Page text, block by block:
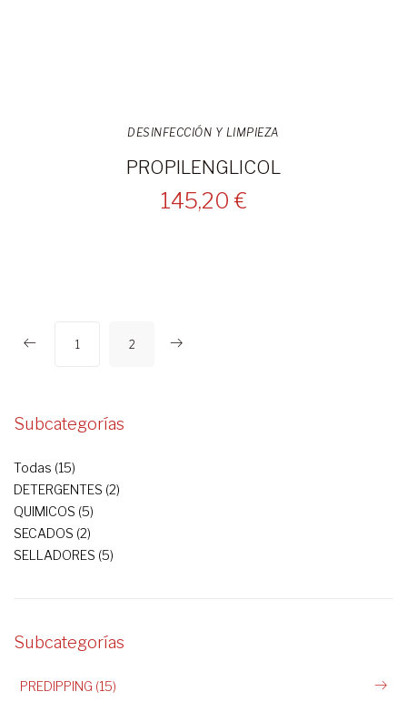
DESINFECCIÓN Y LIMPIEZA
PROPILENGLICOL
145,20 €
1 2
Subcategorías
Todas (15)
DETERGENTES (2)
QUIMICOS (5)
SECADOS (2)
SELLADORES (5)
Subcategorías
PREDIPPING (15)